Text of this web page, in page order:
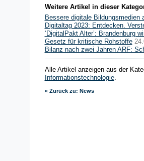
Weitere Artikel in dieser
Bessere digitale Bildungsmedien
Digitaltag 2023: Entdecken.
‘DigitalPakt Alter’: Brandenburg
Gesetz für kritische Rohstoffe
Bilanz nach zwei Jahren ARF:
Alle Artikel anzeigen aus der
Informationstechnologie.
« Zurück zu: News